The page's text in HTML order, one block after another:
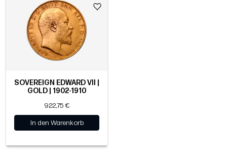
SOVEREIGN EDWARD VII |
GOLD | 1902-1910
922,75 €
In den Warenkorb